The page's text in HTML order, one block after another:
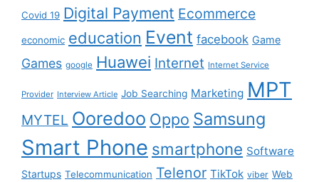
Covid 19 Digital Payment Ecommerce
economic education Event facebook Game
Games google Huawei Internet Internet Service
Provider Interview Article Job Searching Marketing MPT
MYTEL Ooredoo Oppo Samsung
Smart Phone smartphone Software
Startups Telecommunication Telenor TikTok viber Web